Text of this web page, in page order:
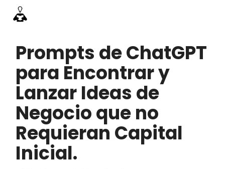
Prompts de ChatGPT
para Encontrar y
Lanzar Ideas de
Negocio que no
Requieran Capital
Inicial.